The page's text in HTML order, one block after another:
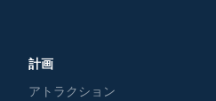
計画
アトラクション